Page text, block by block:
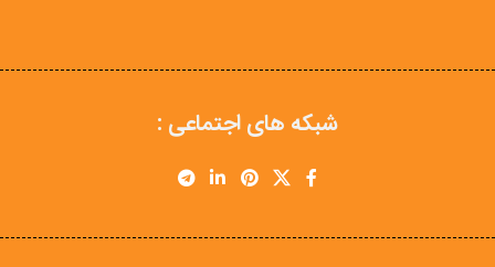
شبکه های اجتماعی :